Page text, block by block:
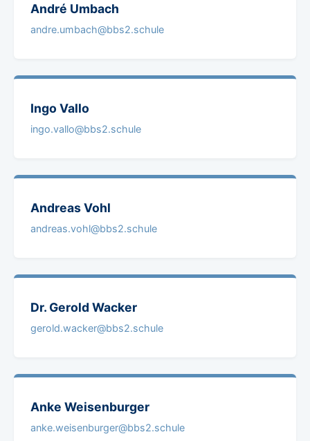
André Umbach
andre.umbach@bbs2.schule
Ingo Vallo
ingo.vallo@bbs2.schule
AndreasVohl
andreas.vohl@bbs2.schule
Dr. Gerold Wacker
gerold.wacker@bbs2.schule
Anke Weisenburger
anke.weisenburger@bbs2.schule